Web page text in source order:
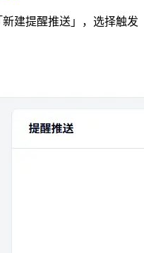
建提醒推送」，选择触发